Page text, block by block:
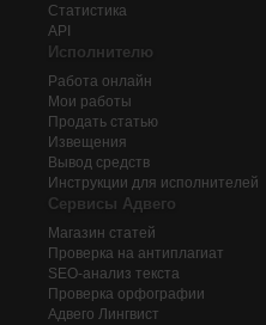
Статистика
API
Исполнителю
Работа онлайн
Мои работы
Продать статью
Извещения
Вывод средств
Инструкции для исполнителей
Сервисы Адвего
Магазин статей
Проверка на антиплагиат
SEO-анализ текста
Проверка орфографии
Адвего Лингвист